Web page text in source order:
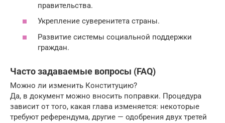
правительства.
Укрепление суверенитета страны.
Развитие системы социальной поддержки
граждан.
Часто задаваемые вопросы (FAQ)
Можно ли изменить Конституцию?
Да, в документ можно вносить поправки. Процедура
зависит от того, какая глава изменяется: некоторые
требуют референдума, другие — одобрения двух третей